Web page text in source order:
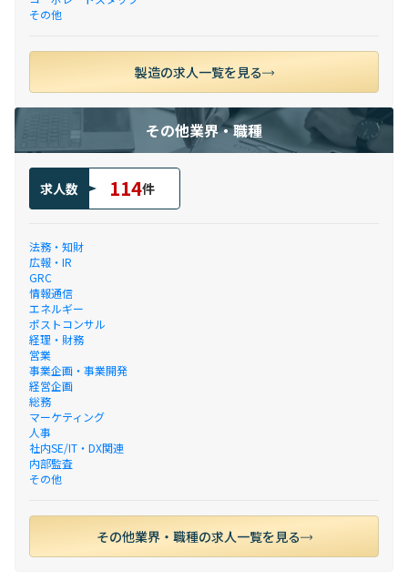
その他
製造の求人一覧を見る
その他業界・職種
求人数 114件
法務・知財
広報・IR
GRC
情報通信
エネルギー
ポストコンサル
経理・財務
営業
事業企画・事業開発
経営企画
総務
マーケティング
人事
社内SE/IT・DX関連
内部監査
その他
その他業界・職種の求人一覧を見る